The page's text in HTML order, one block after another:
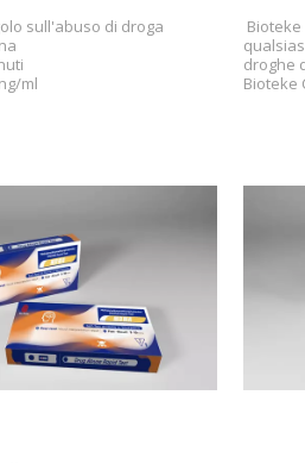
sull'abuso di droga
ml
droghe
Bioteke